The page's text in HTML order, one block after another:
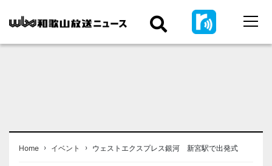
Home › イベント › ウェストエクスプレス銀河 新宮駅で出発式